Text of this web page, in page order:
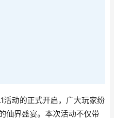
活动的正式开启，广大玩家纷
仙界盛宴。本次活动不仅带